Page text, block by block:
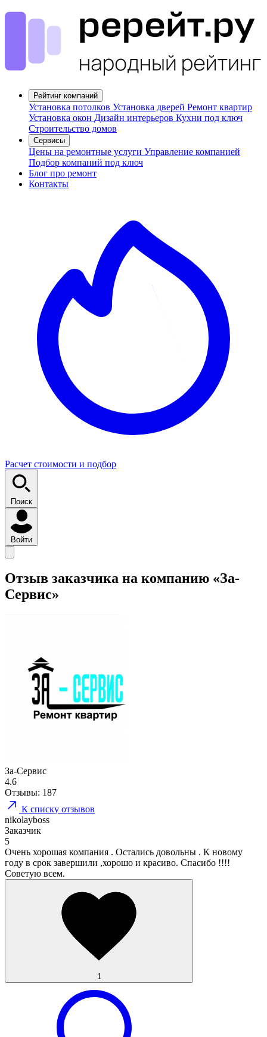
Рейтинг компаний
Установка потолков Установка дверей Ремонт квартир
Установка окон Дизайн интерьеров Кухни под ключ
Строительство домов
Сервисы
Цены на ремонтные услуги Управление компанией
Подбор компаний под ключ
Блог про ремонт
Контакты
Расчет стоимости и подбор
Поиск
Войти
Отзыв заказчика на компанию «За-
Сервис»
За-Сервис
4.6
Отзывы: 187
К списку отзывов
nikolayboss
Заказчик
5
Очень хорошая компания . Остались довольны . К новому
году в срок завершили ,хорошо и красиво. Спасибо !!!!
Советую всем.
1